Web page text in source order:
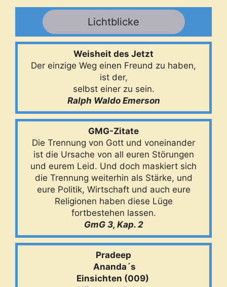
Lichtblicke
Weisheit des Jetzt
Der einzige Weg einen Freund zu haben,
ist der,
selbst einer zu sein.
Ralph Waldo Emerson
GMG-Zitate
Die Trennung von Gott und voneinander
ist die Ursache von all euren Störungen
und eurem Leid. Und doch maskiert sich
die Trennung weiterhin als Stärke, und
eure Politik, Wirtschaft und auch eure
Religionen haben diese Lüge
fortbestehen lassen.
GmG 3, Kap. 2
Pradeep
Ananda´s
Einsichten (009)